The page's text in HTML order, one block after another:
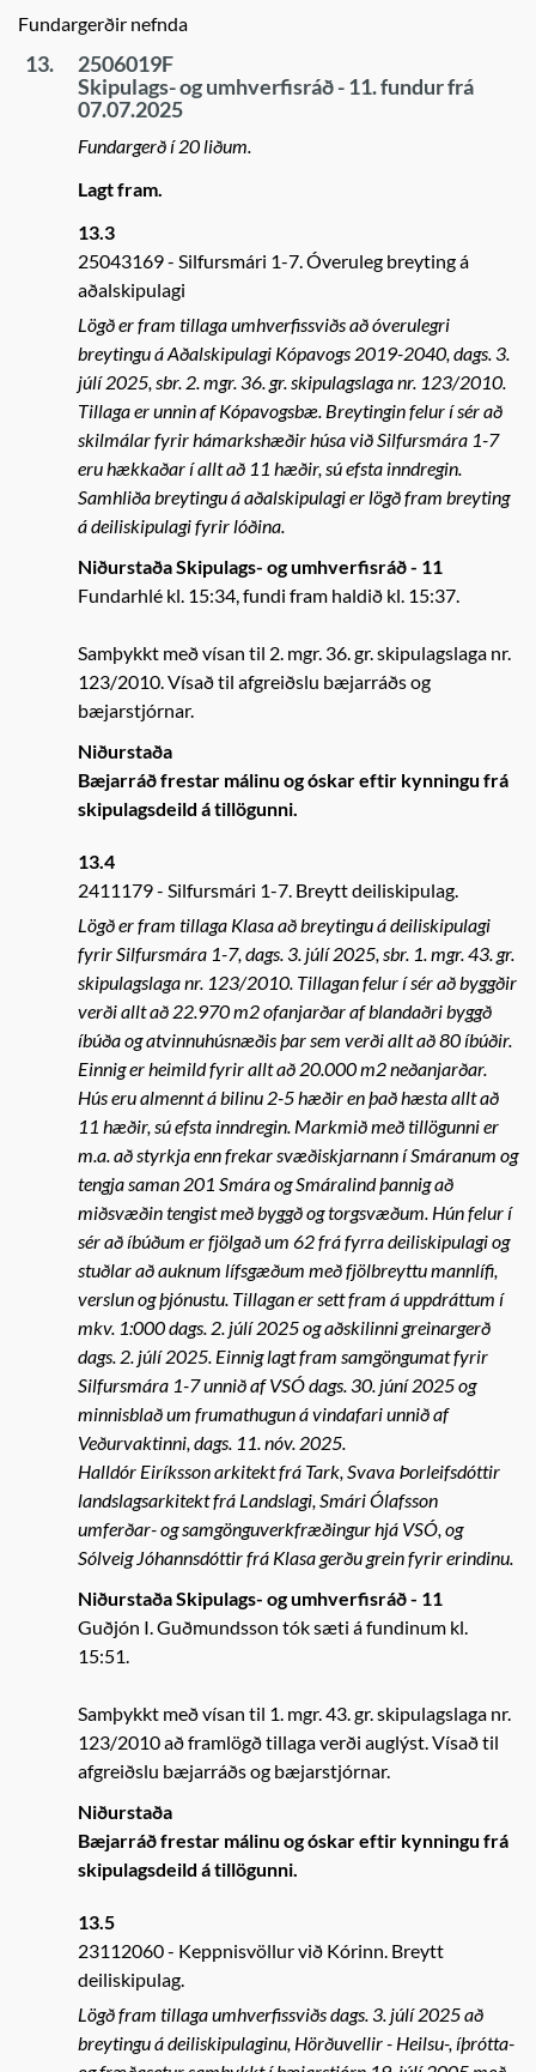
Fundargerðir nefnda
13.
2506019F
Skipulags- og umhverfisráð - 11. fundur frá
07.07.2025
Fundargerð í 20 liðum.
Lagt fram.
13.3
25043169
Silfursmári 1-7. Óveruleg breyting á
aðalskipulagi
Lögð er fram tillaga umhverfissviðs að óverulegri
breytingu á Aðalskipulagi Kópavogs 2019-2040, dags. 3.
júlí 2025, sbr. 2. mgr. 36. gr. skipulagslaga nr. 123/2010.
Tillaga er unnin af Kópavogsbæ. Breytingin felur í sér að
skilmálar fyrir hámarkshæðir húsa við Silfursmára 1-7
eru hækkaðar í allt að 11 hæðir, sú efsta inndregin.
Samhliða breytingu á aðalskipulagi er lögð fram breyting
á deiliskipulagi fyrir lóðina.
Niðurstaða Skipulags- og umhverfisráð - 11
Fundarhlé kl. 15:34, fundi fram haldið kl. 15:37.
Samþykkt með vísan til 2. mgr. 36. gr. skipulagslaga nr.
123/2010. Vísað til afgreiðslu bæjarráðs og
bæjarstjórnar.
Niðurstaða
Bæjarráð frestar málinu og óskar eftir kynningu frá
skipulagsdeild á tillögunni.
13.4
2411179
Silfursmári 1-7. Breytt deiliskipulag.
Lögð er fram tillaga Klasa að breytingu á deiliskipulagi
fyrir Silfursmára 1-7, dags. 3. júlí 2025, sbr. 1. mgr. 43. gr.
skipulagslaga nr. 123/2010. Tillagan felur í sér að byggðir
verði allt að 22.970 m2 ofanjarðar af blandaðri byggð
íbúða og atvinnuhúsnæðis þar sem verði allt að 80 íbúðir.
Einnig er heimild fyrir allt að 20.000 m2 neðanjarðar.
Hús eru almennt á bilinu 2-5 hæðir en það hæsta allt að
11 hæðir, sú efsta inndregin. Markmið með tillögunni er
m.a. að styrkja enn frekar svæðiskjarnann í Smáranum og
tengja saman 201 Smára og Smáralind þannig að
miðsvæðin tengist með byggð og torgsvæðum. Hún felur í
sér að íbúðum er fjölgað um 62 frá fyrra deiliskipulagi og
stuðlar að auknum lífsgæðum með fjölbreyttu mannlífi,
verslun og þjónustu. Tillagan er sett fram á uppdráttum í
mkv. 1:000 dags. 2. júlí 2025 og aðskilinni greinargerð
dags. 2. júlí 2025. Einnig lagt fram samgöngumat fyrir
Silfursmára 1-7 unnið af VSÓ dags. 30. júní 2025 og
minnisblað um frumathugun á vindafari unnið af
Veðurvaktinni, dags. 11. nóv. 2025.
Halldór Eiríksson arkitekt frá Tark, Svava Þorleifsdóttir
landslagsarkitekt frá Landslagi, Smári Ólafsson
umferðar- og samgönguverkfræðingur hjá VSÓ, og
Sólveig Jóhannsdóttir frá Klasa gerðu grein fyrir erindinu.
Niðurstaða Skipulags- og umhverfisráð - 11
Guðjón I. Guðmundsson tók sæti á fundinum kl.
15:51.
Samþykkt með vísan til 1. mgr. 43. gr. skipulagslaga nr.
123/2010 að framlögð tillaga verði auglýst. Vísað til
afgreiðslu bæjarráðs og bæjarstjórnar.
Niðurstaða
Bæjarráð frestar málinu og óskar eftir kynningu frá
skipulagsdeild á tillögunni.
13.5
23112060
Keppnisvöllur við Kórinn. Breytt
deiliskipulag.
Lögð fram tillaga umhverfissviðs dags. 3. júlí 2025 að
breytingu á deiliskipulaginu, Hörðuvellir - Heilsu-, íþrótta-